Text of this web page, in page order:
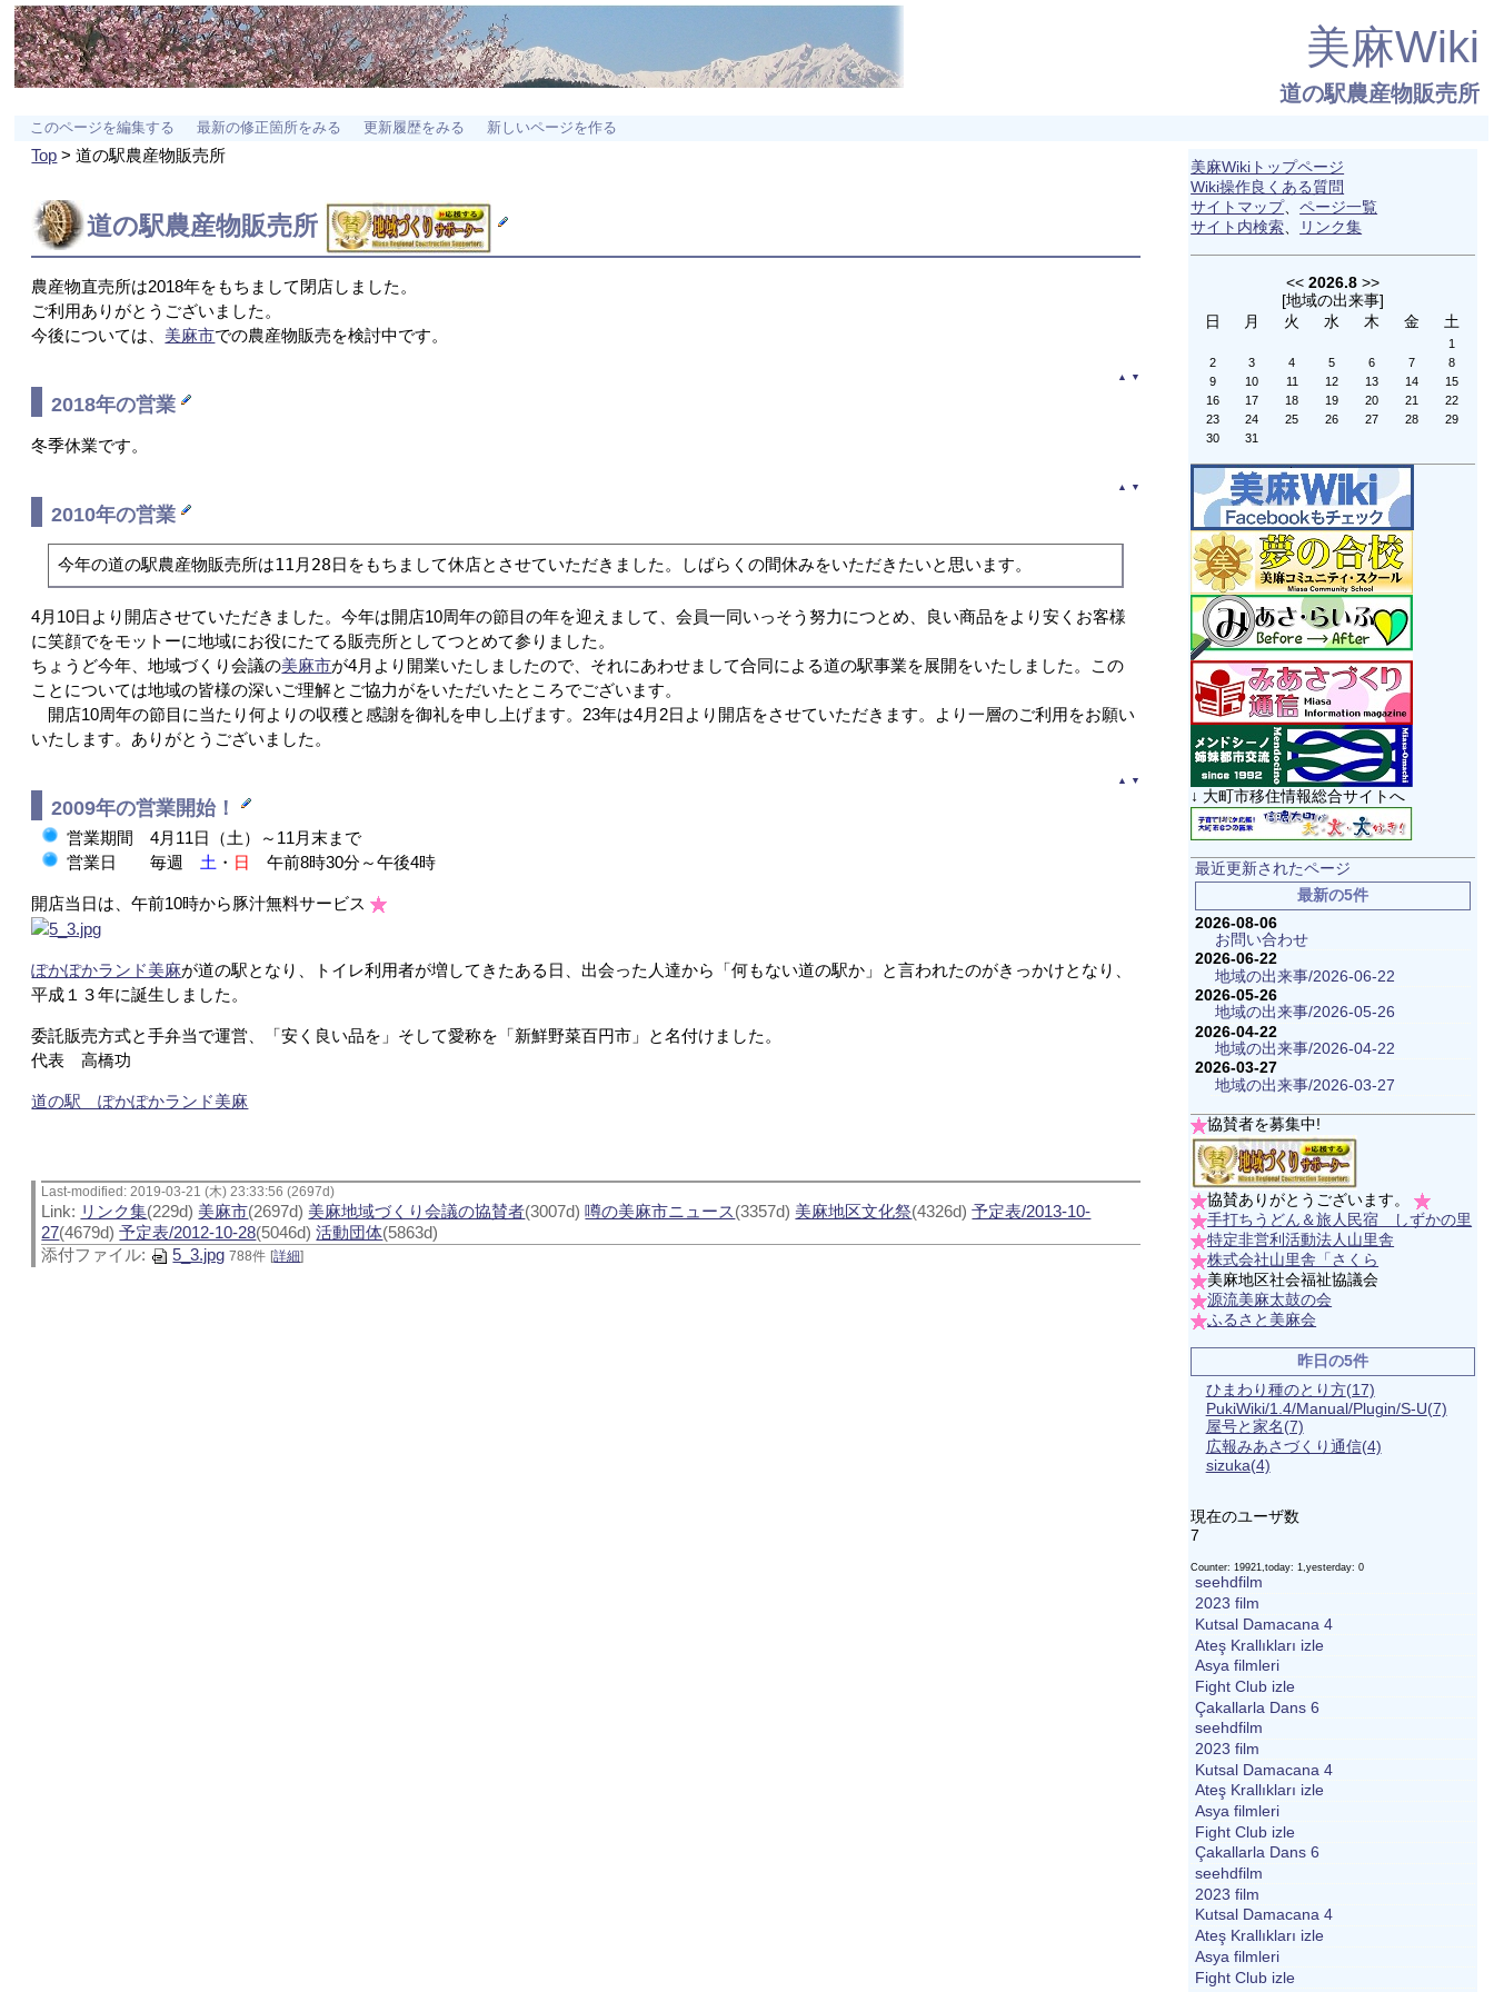
美麻Wiki
道の駅農産物販売所
このページを編集する 最新の修正箇所をみる 更新履歴をみる 新しいページを作る
Top > 道の駅農産物販売所
道の駅農産物販売所
農産物直売所は2018年をもちまして閉店しました。
ご利用ありがとうございました。
今後については、 美麻市での農産物販売を検討中です。
▲ ▼
2018年の営業
冬季休業です。
▲ ▼
2010年の営業
今年の道の駅農産物販売所は11月28日をもちまして休店とさせていただきました。しばらくの間休みをいただきたいと思います。
4月10日より開店させていただきました。今年は開店10周年の節目の年を迎えまして、会員一同いっそう努力につとめ、良い商品をより安くお客様
に笑顔でをモットーに地域にお役にたてる販売所としてつとめて参りました。
ちょうど今年、地域づくり会議の美麻市が4月より開業いたしましたので、それにあわせまして合同による道の駅事業を展開をいたしました。この
ことについては地域の皆様の深いご理解とご協力がをいただいたところでございます。
開店10周年の節目に当たり何よりの収穫と感謝を御礼を申し上げます。23年は4月2日より開店をさせていただきます。より一層のご利用をお願い
いたします。ありがとうございました。
▲ ▼
2009年の営業開始！
営業期間 4月11日（土）～11月末まで
営業日 毎週 土 ・ 日 午前8時30分～午後4時
開店当日は、午前10時から豚汁無料サービス
ぽかぽかランド美麻が道の駅となり、トイレ利用者が増してきたある日、出会った人達から「何もない道の駅か」と言われたのがきっかけとなり、
平成１３年に誕生しました。
委託販売方式と手弁当で運営、「安く良い品を」そして愛称を「新鮮野菜百円市」と名付けました。
代表 高橋功
道の駅 ぽかぽかランド美麻
Last-modified: 2019-03-21 (木) 23:33:56 (2697d)
Link: リンク集(229d) 美麻市(2697d) 美麻地域づくり会議の協賛者(3007d)噂の美麻市ニュース(3357d) 美麻地区文化祭(4326d)予定表/2013-10-
27(4679d)予定表/2012-10-28(5046d)活動団体(5863d)
添付ファイル:
5_3.jpg 788件 [詳細]
美麻Wikiトップページ
Wiki操作良くある質問
サイトマップ、ページ一覧
サイト内検索、 リンク集
<< 2026.8 >>
[地域の出来事]
日
月 火 水 木 金 土
1
2
3 4 5 6 7
8
9
10 11 12 13 14
15
16
17 18 19 20 21
22
23
24 25 26 27 28
29
30
31
↓ 大町市移住情報総合サイトへ
最近更新されたページ
最新の5件
2026-08-06
お問い合わせ
2026-06-22
地域の出来事/2026-06-22
2026-05-26
地域の出来事/2026-05-26
2026-04-22
地域の出来事/2026-04-22
2026-03-27
地域の出来事/2026-03-27
協賛者を募集中!
協賛ありがとうございます。
手打ちうどん＆旅人民宿 しずかの里
特定非営利活動法人山里舎
株式会社山里舎「さくら
美麻地区社会福祉協議会
源流美麻太鼓の会
ふるさと美麻会
昨日の5件
ひまわり種のとり方(17)
PukiWiki/1.4/Manual/Plugin/S-U(7)
屋号と家名 (7)
広報みあさづくり通信(4)
sizuka(4)
現在のユーザ数
7
Counter: 19921,today: 1,yesterday: 0
seehdfilm
2023 film
Kutsal Damacana 4
Ateş Krallıkları izle
Asya filmleri
Fight Club izle
Çakallarla Dans 6
seehdfilm
2023 film
Kutsal Damacana 4
Ateş Krallıkları izle
Asya filmleri
Fight Club izle
Çakallarla Dans 6
seehdfilm
2023 film
Kutsal Damacana 4
Ateş Krallıkları izle
Asya filmleri
Fight Club izle